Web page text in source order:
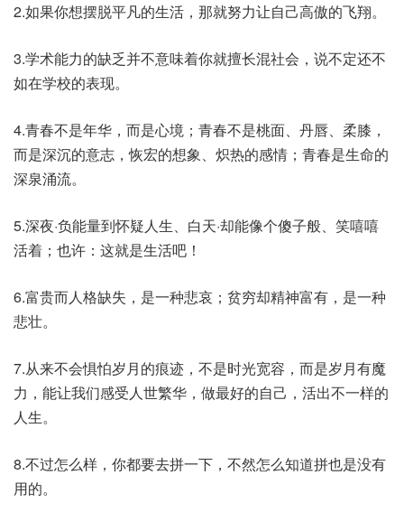
2.如果你想摆脱平凡的生活，那就努力让自己高傲的飞翔。
3.学术能力的缺乏并不意味着你就擅长混社会，说不定还不
如在学校的表现。
4.青春不是年华，而是心境；青春不是桃面、丹唇、柔膝，
而是深沉的意志，恢宏的想象、炽热的感情；青春是生命的
深泉涌流。
5.深夜·负能量到怀疑人生、白天·却能像个傻子般、笑嘻嘻
活着；也许：这就是生活吧！
6.富贵而人格缺失，是一种悲哀；贫穷却精神富有，是一种
悲壮。
7.从来不会惧怕岁月的痕迹，不是时光宽容，而是岁月有魔
力，能让我们感受人世繁华，做最好的自己，活出不一样的
人生。
8.不过怎么样，你都要去拼一下，不然怎么知道拼也是没有
用的。